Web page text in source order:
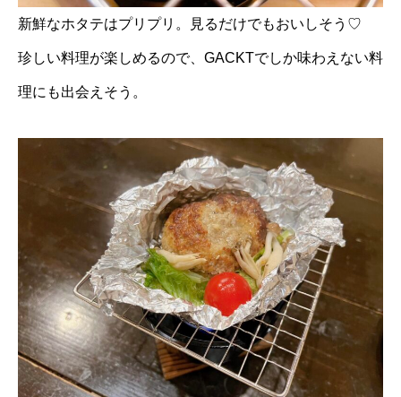
新鮮なホタテはプリプリ。見るだけでもおいしそう♡
珍しい料理が楽しめるので、GACKTでしか味わえない料
理にも出会えそう。